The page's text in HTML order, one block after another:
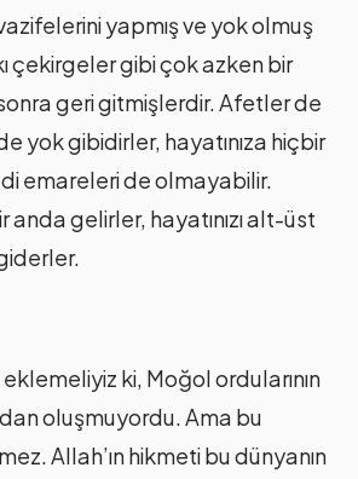
yapmış ve yok olmuş
çekirgeler gibi çok azken bir
geri gitmişlerdir. Afetler de
yok gibidirler, hayatınıza hiçbir
emareleri de olmayabilir.
anda gelirler, hayatınızı alt-üst
ki, Moğol ordularının
oluşmuyordu. Ama bu
Allah’ın hikmeti bu dünyanın